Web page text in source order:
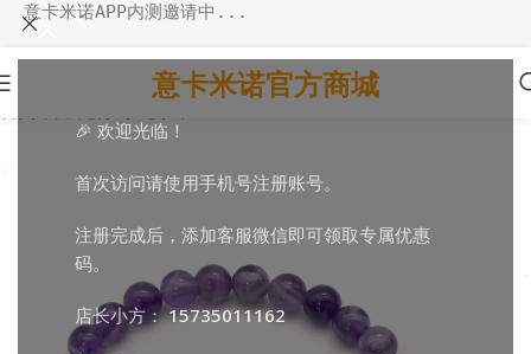
🎉 欢迎光临！
首次访问请使用手机号注册账号。
注册完成后，添加客服微信即可领取专属优惠
码。
店长小方：15735011162
意卡米诺APP内测邀请中...
意卡米诺官方商城